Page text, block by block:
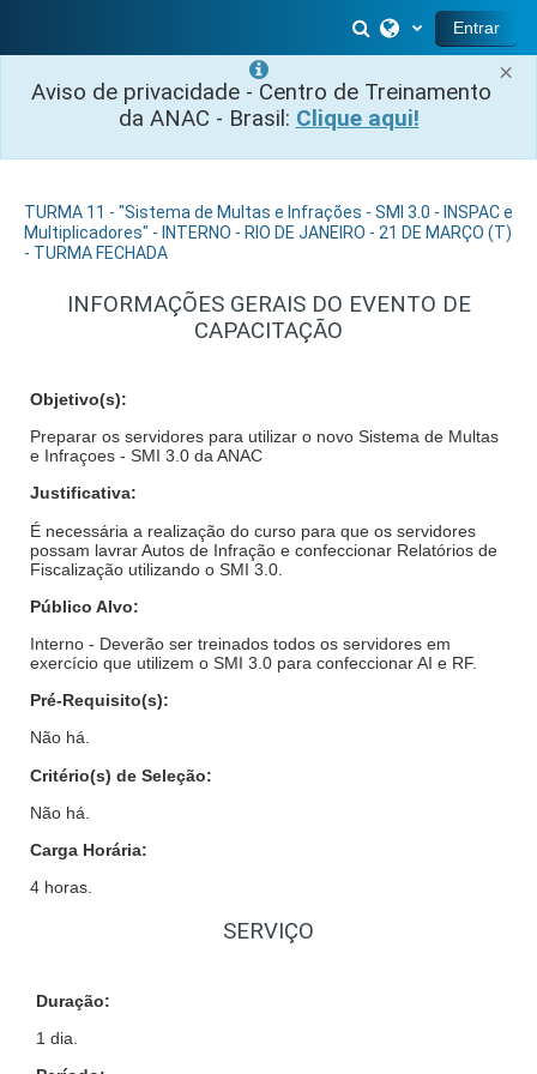
×
Aviso de privacidade - Centro de Treinamento
da ANAC - Brasil: Clique aqui!
Alternar entrada
Entrar
TURMA 11 - "Sistema de Multas e Infrações - SMI 3.0 - INSPAC e
Multiplicadores" - INTERNO - RIO DE JANEIRO - 21 DE MARÇO (T)
- TURMA FECHADA
INFORMAÇÕES GERAIS DO EVENTO DE
CAPACITAÇÃO
Objetivo(s):
Preparar os servidores para utilizar o novo Sistema de Multas
e Infraçoes - SMI 3.0 da ANAC
Justificativa:
É necessária a realização do curso para que os servidores
possam lavrar Autos de Infração e confeccionar Relatórios de
Fiscalização utilizando o SMI 3.0.
Público Alvo:
Interno - Deverão ser treinados todos os servidores em
exercício que utilizem o SMI 3.0 para confeccionar AI e RF.
Pré-Requisito(s):
Não há.
Critério(s) de Seleção:
Não há.
Carga Horária:
4 horas.
SERVIÇO
Duração:
1 dia.